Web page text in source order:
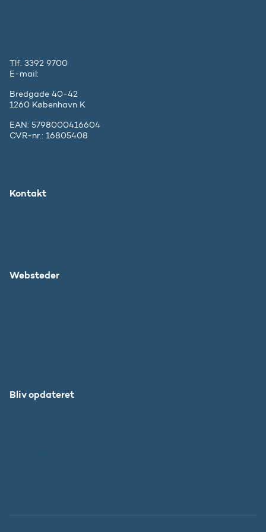
Tlf. 3392 9700
E-mail:
Bredgade 40-42
1260 København K
EAN: 5798000416604
CVR-nr.: 16805408
Kontakt
Websteder
Bliv opdateret